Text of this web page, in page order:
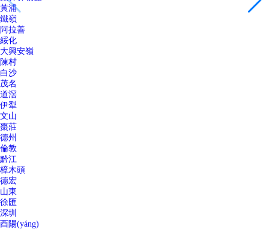
黃浦
鐵嶺
阿拉善
綏化
大興安嶺
陳村
白沙
茂名
道滘
伊犁
文山
棗莊
德州
倫教
黔江
樟木頭
德宏
山東
徐匯
深圳
酉陽(yáng)